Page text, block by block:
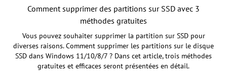
Comment supprimer des partitions sur SSD avec 3
méthodes gratuites
Vous pouvez souhaiter supprimer la partition sur SSD pour
diverses raisons. Comment supprimer les partitions sur le disque
SSD dans Windows 11/10/8/7 ? Dans cet article, trois méthodes
gratuites et efficaces seront présentées en détail.